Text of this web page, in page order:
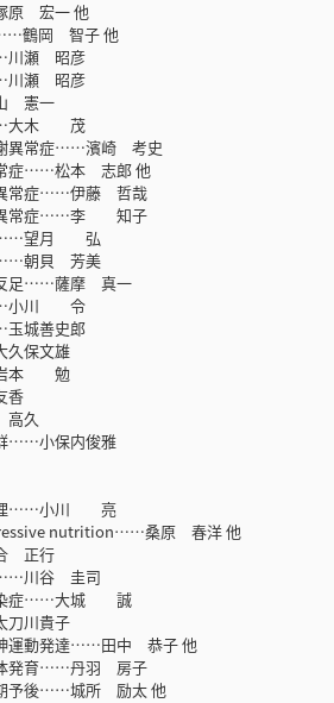
原 宏一 他
鶴岡 智子 他
川瀬 昭彦
川瀬 昭彦
憲一
大木 茂
異常症……濱崎 考史
症……松本 志郎 他
常症……伊藤 哲哉
異常症……李 知子
……望月 弘
朝貝 芳美
足……薩摩 真一
小川 令
城善史郎
保文雄
本 勉
香
久
……小保内俊雅
理……小川 亮
nutrition……桑原 春洋 他
正行
川谷 圭司
染症……大城 誠
川貴子
運動発達……田中 恭子 他
発育……丹羽 房子
予後……城所 励太 他